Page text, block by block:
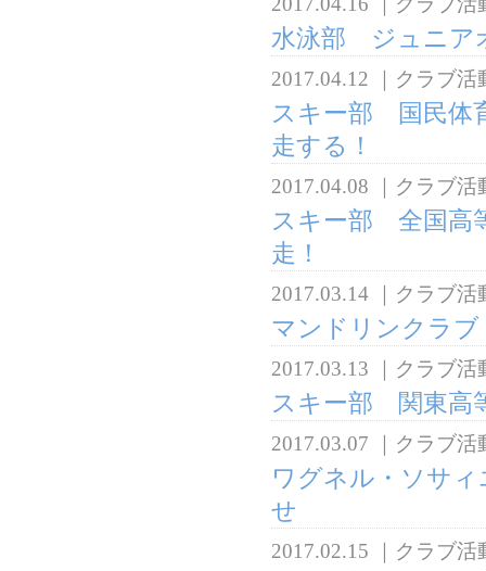
水泳部 ジュニア
2017.04.12 クラブ活
スキー部 国民体
走する！
2017.04.08 クラブ活
スキー部 全国高
走！
2017.03.14 クラブ活
マンドリンクラ
2017.03.13 クラブ活
スキー部 関東高
2017.03.07 クラブ活
ワグネル・ソサ
せ
2017.02.15 クラブ活